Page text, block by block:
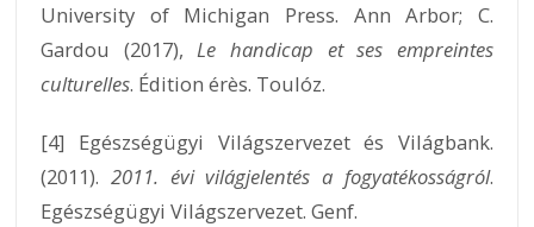
University of Michigan Press. Ann Arbor; C.
Gardou (2017),Le handicap et ses empreintes
culturelles. Édition érès. Toulóz.
[4] Egészségügyi Világszervezet és Világbank.
(2011).2011. évi világjelentés a fogyatékosságról.
Egészségügyi Világszervezet. Genf.